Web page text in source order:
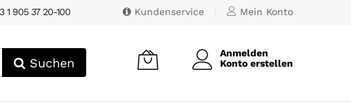
1 905 37 20-100 Kundenservice Mein Konto
Suchen
Anmelden
Konto erstellen